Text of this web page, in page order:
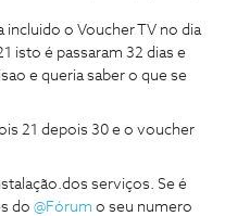
o Voucher TV no dia
isto é passaram 32 dias e
e queria saber o que se
21 depois 30 e o voucher
serviços. Se é
do @Fórum o seu numero